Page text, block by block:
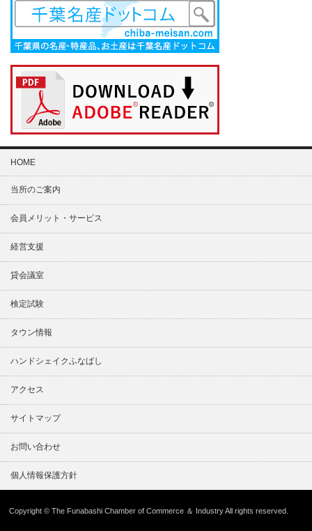
HOME
当所のご案内
会員メリット・サービス
経営支援
貸会議室
検定試験
タウン情報
ハンドシェイクふなばし
アクセス
サイトマップ
お問い合わせ
個人情報保護方針
Copyright © The Funabashi Chamber of Commerce ＆ Industry All rights reserved.